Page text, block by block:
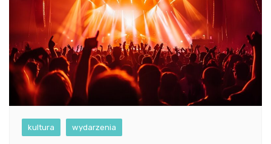
kultura wydarzenia